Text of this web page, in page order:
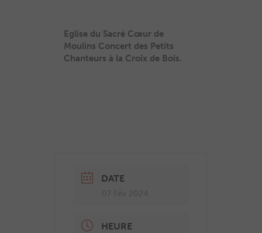
Eglise du Sacré Cœur de
Moulins Concert des Petits
Chanteurs à la Croix de Bois.
DATE
HEURE